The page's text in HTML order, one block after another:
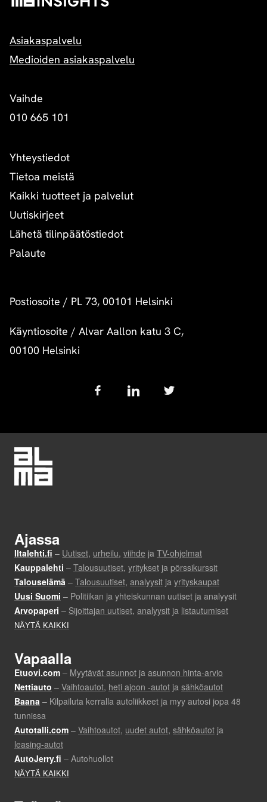
Asiakaspalvelu
Medioiden asiakaspalvelu
Vaihde
010 665 101
Yhteystiedot
Tietoa meistä
Kaikki tuotteet ja palvelut
Uutiskirjeet
Lähetä tilinpäätöstiedot
Palaute
Postiosoite / PL 73, 00101 Helsinki
Käyntiosoite / Alvar Aallon katu 3 C,
00100 Helsinki